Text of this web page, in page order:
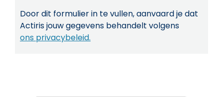
Door dit formulier in te vullen, aanvaard je dat
Actiris jouw gegevens behandelt volgens
ons privacybeleid.